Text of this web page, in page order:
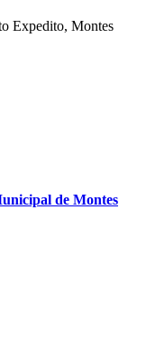
Expedito, Montes
de Montes